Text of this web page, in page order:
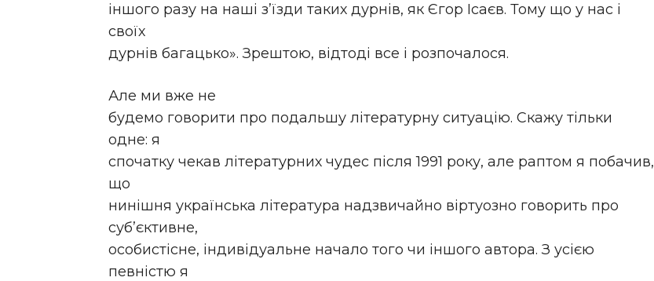
іншого разу на наші з’їзди таких дурнів, як Єгор Ісаєв. Тому що у нас і
своїх
дурнів багацько». Зрештою, відтоді все і розпочалося.
Але ми вже не
будемо говорити про подальшу літературну ситуацію. Скажу тільки
одне: я
спочатку чекав літературних чудес після 1991 року, але раптом я побачив,
що
нинішня українська література надзвичайно віртуозно говорить про
суб’єктивне,
особистісне, індивідуальне начало того чи іншого автора. З усією
певністю я